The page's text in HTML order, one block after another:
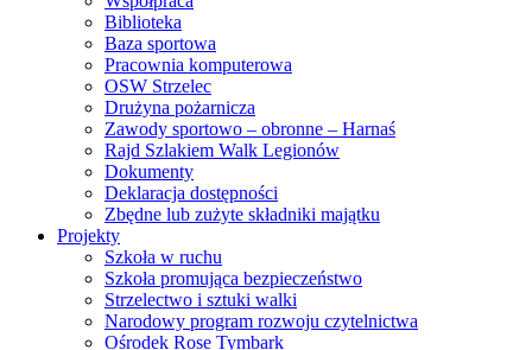
Biblioteka
Baza sportowa
Pracownia komputerowa
OSW Strzelec
Drużyna pożarnicza
Zawody sportowo – obronne – Harnaś
Rajd Szlakiem Walk Legionów
Dokumenty
Deklaracja dostępności
Zbędne lub zużyte składniki majątku
Projekty
Szkoła w ruchu
Szkoła promująca bezpieczeństwo
Strzelectwo i sztuki walki
Narodowy program rozwoju czytelnictwa
Ośrodek Rose Tymbark